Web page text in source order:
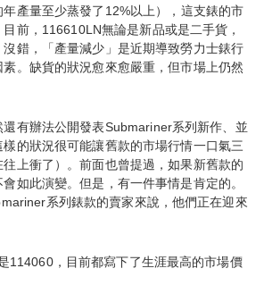
產量至少蒸發了12%以上），這支錶的市
前，116610LN無論是新品或是二手貨，
錯，「產量減少」是近期導致勞力士錶行
。缺貨的狀況愈來愈嚴重，但市場上仍然
有辦法公開發表Submariner系列新作、並
的狀況很可能讓舊款的市場行情一口氣三
上衝了）。前面也曾提過，如果新舊款的
如此演變。但是，有一件事情是肯定的。
系列錶款的賣家來說，他們正在迎來
114060，目前都寫下了生涯最高的市場價